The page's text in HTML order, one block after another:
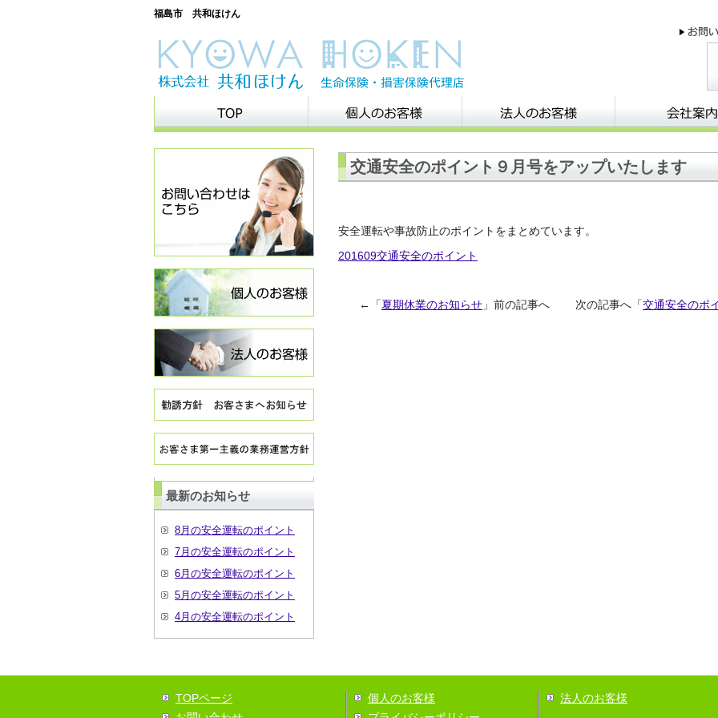
福島市 共和ほけん
交通安全のポイント９月号をアップいたします
安全運転や事故防止のポイントをまとめています。
201609交通安全のポイント
←「夏期休業のお知らせ 」前の記事へ 次の記事へ「交通安全のポ
最新のお知らせ
8月の安全運転のポイント
7月の安全運転のポイント
6月の安全運転のポイント
5月の安全運転のポイント
4月の安全運転のポイント
TOPページ
個人のお客様
法人のお客様